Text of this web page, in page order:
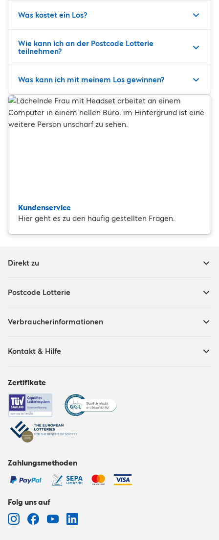
Was kostet ein Los?
Wie kann ich an der Postcode Lotterie
teilnehmen?
Was kann ich mit meinem Los gewinnen?
Kundenservice
Hier geht es zu den häufig gestellten Fragen.
Direkt zu
Postcode Lotterie
Verbraucherinformationen
Kontakt & Hilfe
Zertifikate
Zahlungsmethoden
Folg uns auf